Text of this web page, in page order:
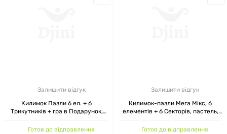
Залишити відгук
Килимок Пазли 6 ел. + 6
Трикутників + гра в Подарунок,
Готов до відправлення
Залишити відгук
Килимок-пазли Мега Мікс, 6
елементів + 6 Секторів, пастель,
Готов до відправлення